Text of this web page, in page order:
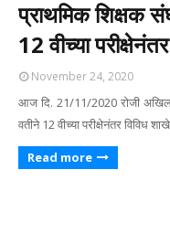
प्राथमिक शिक्षक
12 वीच्या
November 24, 2020
आज दि. 21/11/2020 रोजी अखिल
वतीने 12 वीच्या परीक्षेनंतर विविध
Read more